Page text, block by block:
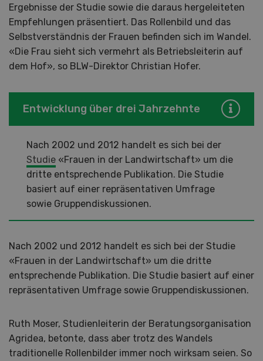
Ergebnisse der Studie sowie die daraus hergeleiteten
Empfehlungen präsentiert. Das Rollenbild und das
Selbstverständnis der Frauen befinden sich im Wandel.
«Die Frau sieht sich vermehrt als Betriebsleiterin auf
dem Hof», so BLW-Direktor Christian Hofer.
Entwicklung über drei Jahrzehnte
Nach 2002 und 2012 handelt es sich bei der
Studie «Frauen in der Landwirtschaft» um die
dritte entsprechende Publikation. Die Studie
basiert auf einer repräsentativen Umfrage
sowie Gruppendiskussionen.
Nach 2002 und 2012 handelt es sich bei der Studie
«Frauen in der Landwirtschaft» um die dritte
entsprechende Publikation. Die Studie basiert auf einer
repräsentativen Umfrage sowie Gruppendiskussionen.
Ruth Moser, Studienleiterin der Beratungsorganisation
Agridea, betonte, dass aber trotz des Wandels
traditionelle Rollenbilder immer noch wirksam seien. So